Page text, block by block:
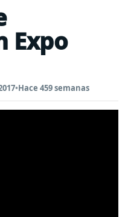
Expo
•Hace 459 semanas